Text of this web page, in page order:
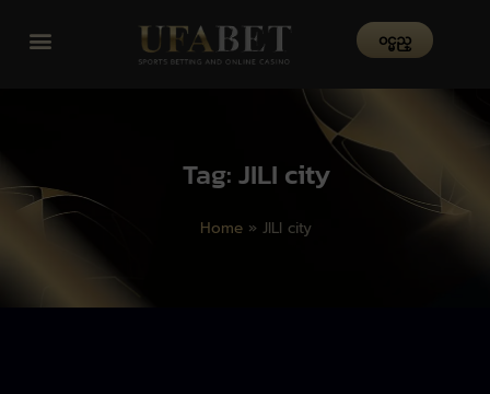
၀င္မည္
Tag: JILI city
Home » JILI city